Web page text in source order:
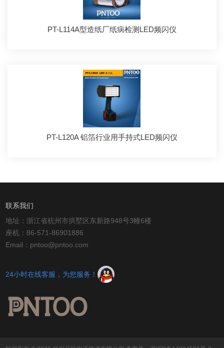
PT-L114A型造纸厂纸病检测LED频闪仪
PT-L120A 铝箔行业用手持式LED频闪仪
联系我们
地址：浙江省杭州市拱墅区东新路948号3幢6楼
座机：86-571-86901886
Email：pntoo@pntoo.com
24小时在线客服，为您服务！